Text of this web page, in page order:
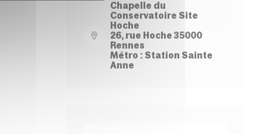
Chapelle du
Conservatoire Site
Hoche
26, rue Hoche 35000
Rennes
Métro : Station Sainte
Anne